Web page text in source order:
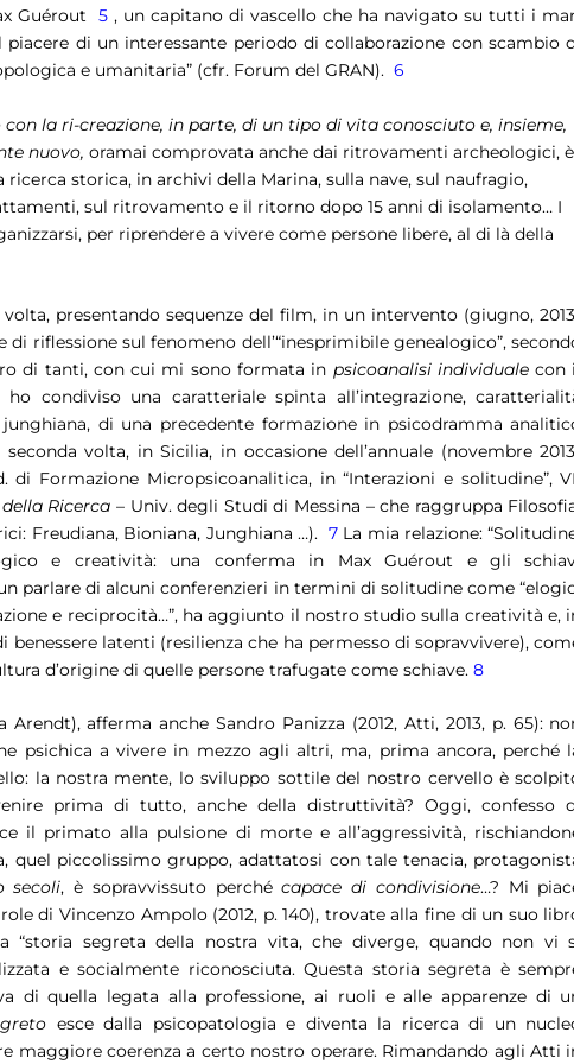
Guérout 5 , un capitano di vascello che ha navigato su tutti i
di un interessante periodo di collaborazione con scambio
e umanitaria” (cfr. Forum del GRAN). 6
la ri-creazione, in parte, di un tipo di vita conosciuto e, insieme,
nuovo,oramai comprovata anche dai ritrovamenti archeologici, è
storica, in archivi della Marina, sulla nave, sul naufragio,
sul ritrovamento e il ritorno dopo 15 anni di isolamento… I
per riprendere a vivere come persone libere, al di là della
presentando sequenze del film, in un intervento (giugno,
di riflessione sul fenomeno dell’“inesprimibile genealogico”,
di tanti, con cui mi sono formata in psicoanalisi individualecon
condiviso una caratteriale spinta all’integrazione,
di una precedente formazione in psicodramma
volta, in Sicilia, in occasione dell’annuale (novembre
di Formazione Micropsicoanalitica, in “Interazioni e solitudine”,
Ricerca – Univ. degli Studi di Messina – che raggruppa
Freudiana, Bioniana, Junghiana …). 7La mia relazione:
e creatività: una conferma in Max Guérout e gli
parlare di alcuni conferenzieri in termini di solitudine come
e reciprocità…”, ha aggiunto il nostro studio sulla creatività e,
latenti (resilienza che ha permesso di sopravvivere),
d’origine di quelle persone trafugate come schiave.8
afferma anche Sandro Panizza (2012, Atti, 2013, p. 65):
psichica a vivere in mezzo agli altri, ma, prima ancora, perché
la nostra mente, lo sviluppo sottile del nostro cervello è
prima di tutto, anche della distruttività? Oggi, confesso
il primato alla pulsione di morte e all’aggressività,
quel piccolissimo gruppo, adattatosi con tale tenacia,
secoli, è sopravvissuto perchécapace di condivisione…? Mi
di Vincenzo Ampolo (2012, p. 140), trovate alla fine di un suo
“storia segreta della nostra vita, che diverge, quando non vi
e socialmente riconosciuta. Questa storia segreta è
di quella legata alla professione, ai ruoli e alle apparenze di
esce dalla psicopatologia e diventa la ricerca di un
maggiore coerenza a certo nostro operare. Rimandando agli Atti